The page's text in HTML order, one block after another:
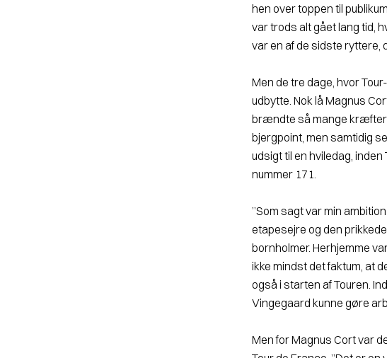
hen over toppen til
var trods alt gået lang tid,
var en af de sidste ryttere,
Men de tre dage, hvor
udbytte. Nok lå Magnus
brændte så mange kræfter
bjergpoint, men samtidig
udsigt til en hviledag,
nummer 171.
”Som sagt var min
etapesejre og den
bornholmer. Herhjemme
ikke mindst det faktum, at
også i starten af Touren.
Vingegaard kunne gøre
Men for Magnus Cort var